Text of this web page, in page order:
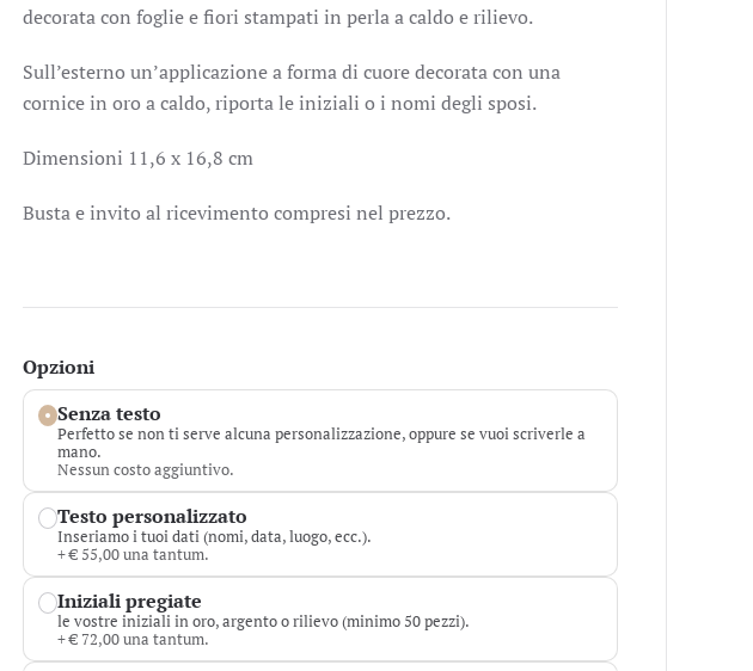
decorata con foglie e fiori stampati in perla a caldo e rilievo.
Sull’esterno un’applicazione a forma di cuore decorata con una
cornice in oro a caldo, riporta le iniziali o i nomi degli sposi.
Dimensioni 11,6 x 16,8 cm
Busta e invito al ricevimento compresi nel prezzo.
Opzioni
Senza testo
Perfetto se non ti serve alcuna personalizzazione, oppure se vuoi scriverle a
mano.
Nessun costo aggiuntivo.
Testo personalizzato
Inseriamo i tuoi dati (nomi, data, luogo, ecc.).
+ € 55,00 una tantum.
Iniziali pregiate
le vostre iniziali in oro, argento o rilievo (minimo 50 pezzi).
+ € 72,00 una tantum.